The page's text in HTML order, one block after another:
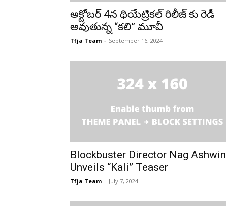
అక్టోబర్ 4న థియేట్రికల్ రిలీజ్ కు రెడీ
అవుతున్న “కలి” మూవీ
Tfja Team - September 16, 2024
Blockbuster Director Nag Ashwin
Unveils “Kali” Teaser
Tfja Team - July 7, 2024